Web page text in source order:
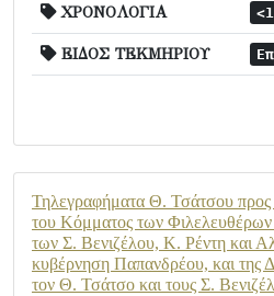
ΧΡΟΝΟΛΟΓΙΑ
ΕΙΔΟΣ ΤΕΚΜΗΡΙΟΥ
Τηλεγραφήματα Θ. Τσάτσου προς
του Κόμματος των Φιλελευθέρων
των Σ. Βενιζέλου, Κ. Ρέντη και
κυβέρνηση Παπανδρέου, και της
τον Θ. Τσάτσο και τους Σ.